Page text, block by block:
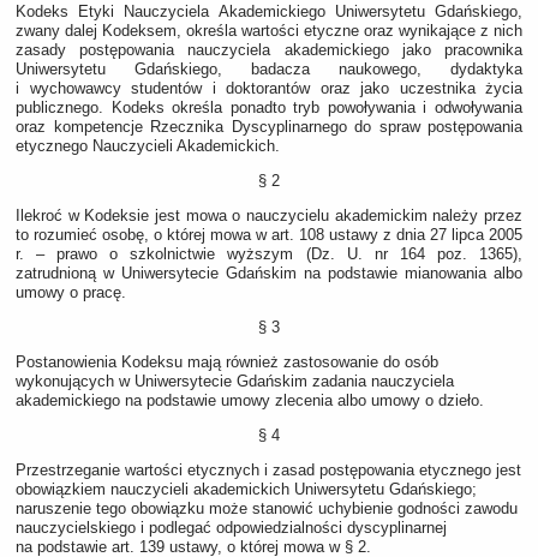
Kodeks Etyki Nauczyciela Akademickiego Uniwersytetu Gdańskiego,
zwany dalej Kodeksem, określa wartości etyczne oraz wynikające z nich
zasady postępowania nauczyciela akademickiego jako pracownika
Uniwersytetu Gdańskiego, badacza naukowego, dydaktyka
i wychowawcy studentów i doktorantów oraz jako uczestnika życia
publicznego. Kodeks określa ponadto tryb powoływania i odwoływania
oraz kompetencje Rzecznika Dyscyplinarnego do spraw postępowania
etycznego Nauczycieli Akademickich.
§ 2
Ilekroć w Kodeksie jest mowa o nauczycielu akademickim należy przez
to rozumieć osobę, o której mowa w art. 108 ustawy z dnia 27 lipca 2005
r. – prawo o szkolnictwie wyższym (Dz. U. nr 164 poz. 1365),
zatrudnioną w Uniwersytecie Gdańskim na podstawie mianowania albo
umowy o pracę.
§ 3
Postanowienia Kodeksu mają również zastosowanie do osób
wykonujących w Uniwersytecie Gdańskim zadania nauczyciela
akademickiego na podstawie umowy zlecenia albo umowy o dzieło.
§ 4
Przestrzeganie wartości etycznych i zasad postępowania etycznego jest
obowiązkiem nauczycieli akademickich Uniwersytetu Gdańskiego;
naruszenie tego obowiązku może stanowić uchybienie godności zawodu
nauczycielskiego i podlegać odpowiedzialności dyscyplinarnej
na podstawie art. 139 ustawy, o której mowa w § 2.